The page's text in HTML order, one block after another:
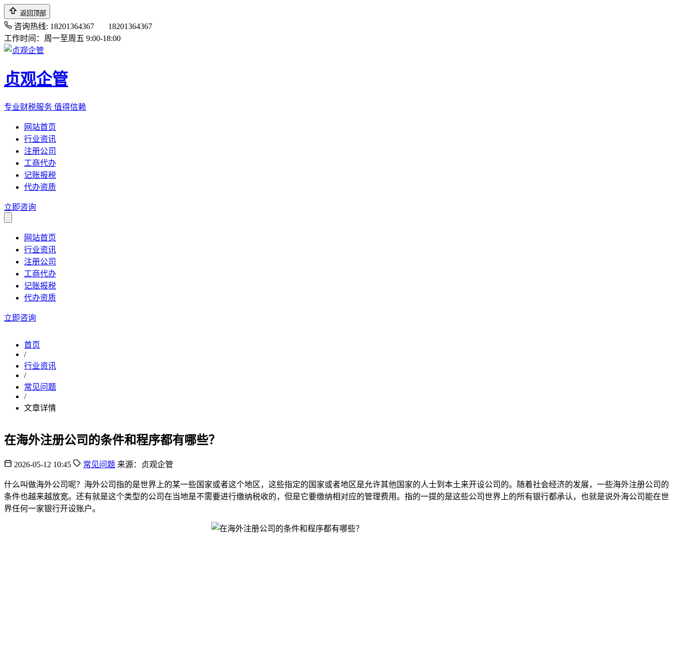
返回顶部
咨询热线: 18201364367
18201364367
工作时间：周一至周五 9:00-18:00
贞观企管
专业财税服务 值得信赖
网站首页
行业资讯
注册公司
工商代办
记账报税
代办资质
立即咨询
网站首页
行业资讯
注册公司
工商代办
记账报税
代办资质
立即咨询
首页
/
行业资讯
/
常见问题
/
文章详情
在海外注册公司的条件和程序都有哪些？
2026-05-12 10:45 常见问题 来源：贞观企管
什么叫做海外公司呢？海外公司指的是世界上的某一些国家或者这个地区，这些指定的国家或者地区是允许其他国家的人士到本土来开设公司的。随着社会经济的发展，一些海外注册公司的
条件也越来越放宽。还有就是这个类型的公司在当地是不需要进行缴纳税收的，但是它要缴纳相对应的管理费用。指的一提的是这些公司世界上的所有银行都承认，也就是说外海公司能在世
界任何一家银行开设账户。